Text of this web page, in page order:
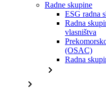
Radne skupine
ESG radna
Radna
vlasništva
(OSAC)
Radna
chevron_right
chevron_right